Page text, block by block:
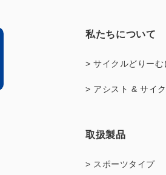
私たちについて
> サイクルどりーむ
> アシスト & サイ
取扱製品
> スポーツタイプ